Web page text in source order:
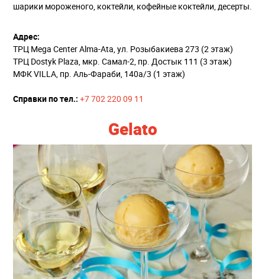
шарики мороженого, коктейли, кофейные коктейли, десерты.
Адрес:
ТРЦ Mega Center Alma-Ata, ул. Розыбакиева 273 (2 этаж)
ТРЦ Dostyk Plaza, мкр. Cамал-2, пр. Достык 111 (3 этаж)
МФК VILLA, пр. Аль-Фараби, 140а/3 (1 этаж)
Справки по тел.: +7 702 220 09 11
Gelato